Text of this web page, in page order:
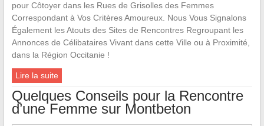
pour Côtoyer dans les Rues de Grisolles des Femmes
Correspondant à Vos Critères Amoureux. Nous Vous Signalons
Également les Atouts des Sites de Rencontres Regroupant les
Annonces de Célibataires Vivant dans cette Ville ou à Proximité,
dans la Région Occitanie !
Lire la suite
Quelques Conseils pour la Rencontre
d’une Femme sur Montbeton